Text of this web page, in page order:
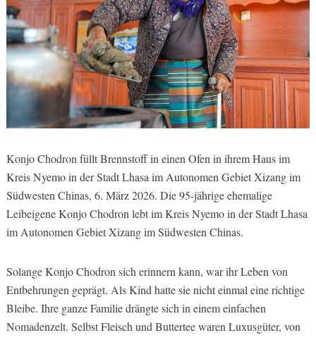
Konjo Chodron füllt Brennstoff in einen Ofen in ihrem Haus im
Kreis Nyemo in der Stadt Lhasa im Autonomen Gebiet Xizang im
Südwesten Chinas, 6. März 2026. Die 95-jährige ehemalige
Leibeigene Konjo Chodron lebt im Kreis Nyemo in der Stadt Lhasa
im Autonomen Gebiet Xizang im Südwesten Chinas.
Solange Konjo Chodron sich erinnern kann, war ihr Leben von
Entbehrungen geprägt. Als Kind hatte sie nicht einmal eine richtige
Bleibe. Ihre ganze Familie drängte sich in einem einfachen
Nomadenzelt. Selbst Fleisch und Buttertee waren Luxusgüter, von